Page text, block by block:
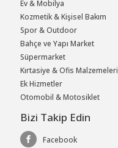
Ev & Mobilya
Kozmetik & Kişisel Bakım
Spor & Outdoor
Bahçe ve Yapı Market
Süpermarket
Kırtasiye & Ofis Malzemeleri
Ek Hizmetler
Otomobil & Motosiklet
Bizi Takip Edin
Facebook